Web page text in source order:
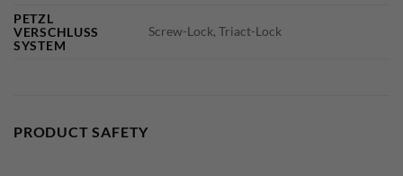
PETZL
VERSCHLUSS
SYSTEM
Screw-Lock, Triact-Lock
PRODUCT SAFETY